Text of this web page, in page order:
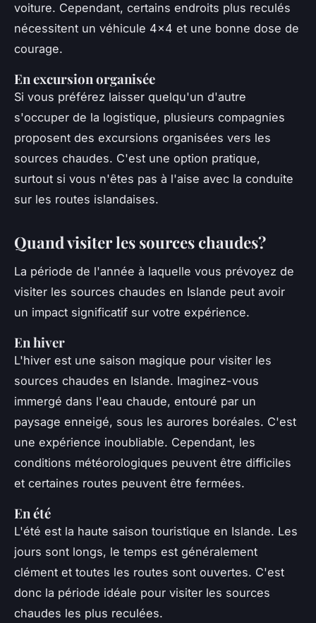
voiture. Cependant, certains endroits plus reculés
nécessitent un véhicule 4x4 et une bonne dose de
courage.
En excursion organisée
Si vous préférez laisser quelqu'un d'autre
s'occuper de la logistique, plusieurs compagnies
proposent des excursions organisées vers les
sources chaudes. C'est une option pratique,
surtout si vous n'êtes pas à l'aise avec la conduite
sur les routes islandaises.
Quand visiter les sources chaudes?
La période de l'année à laquelle vous prévoyez de
visiter les sources chaudes en Islande peut avoir
un impact significatif sur votre expérience.
En hiver
L'hiver est une saison magique pour visiter les
sources chaudes en Islande. Imaginez-vous
immergé dans l'eau chaude, entouré par un
paysage enneigé, sous les aurores boréales. C'est
une expérience inoubliable. Cependant, les
conditions météorologiques peuvent être difficiles
et certaines routes peuvent être fermées.
En été
L'été est la haute saison touristique en Islande. Les
jours sont longs, le temps est généralement
clément et toutes les routes sont ouvertes. C'est
donc la période idéale pour visiter les sources
chaudes les plus reculées.